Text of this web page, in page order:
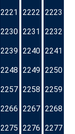
2221 2222 2223
2230 2231 2232
2239 2240 2241
2248 2249 2250
2257 2258 2259
2266 2267 2268
2275 2276 2277